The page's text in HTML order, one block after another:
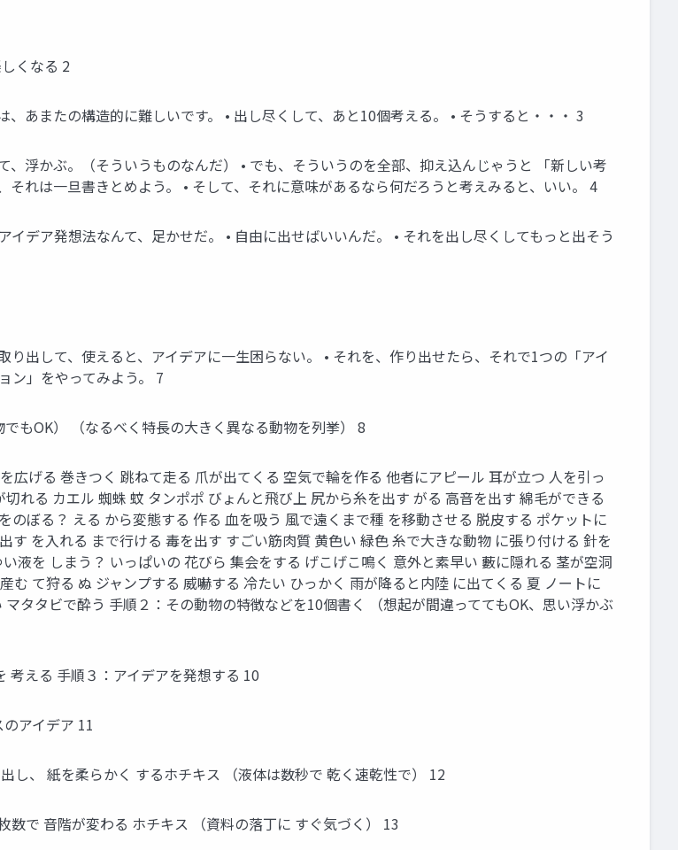
くなる 2
あまたの構造的に難しいです。 • 出し尽くして、あと10個考える。 • そうすると・・・ 3
浮かぶ。（そういうものなんだ） • でも、そういうのを全部、抑え込んじゃうと 「新しい考
れは一旦書きとめよう。 • そして、それに意味があるなら何だろうと考えみると、いい。 4
デア発想法なんて、足かせだ。 • 自由に出せばいいんだ。 • それを出し尽くしてもっと出そう
出して、使えると、アイデアに一生困らない。 • それを、作り出せたら、それで1つの「アイ
ン」をやってみよう。 7
もOK） （なるべく特長の大きく異なる動物を列挙） 8
広げる 巻きつく 跳ねて走る 爪が出てくる 空気で輪を作る 他者にアピール 耳が立つ 人を引っ
れる カエル 蜘蛛 蚊 タンポポ びょんと飛び上 尻から糸を出す がる 高音を出す 綿毛ができる
ぼる？ える から変態する 作る 血を吸う 風で遠くまで種 を移動させる 脱皮する ポケットに
を入れる まで行ける 毒を出す すごい筋肉質 黄色い 緑色 糸で大きな動物 に張り付ける 針を
液を しまう？ いっぱいの 花びら 集会をする げこげこ鳴く 意外と素早い 藪に隠れる 茎が空洞
む て狩る ぬ ジャンプする 威嚇する 冷たい ひっかく 雨が降ると内陸 に出てくる 夏 ノートに
タタビで酔う 手順２：その動物の特徴などを10個書く （想起が間違っててもOK、思い浮かぶ
考える 手順３：アイデアを発想する 10
イデア 11
し、 紙を柔らかく するホチキス （液体は数秒で 乾く速乾性で） 12
で 音階が変わる ホチキス （資料の落丁に すぐ気づく） 13